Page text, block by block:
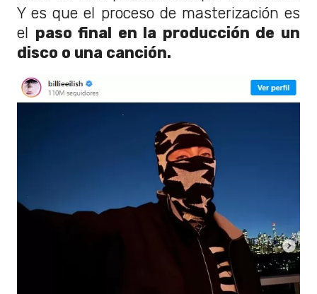
Y es que el proceso de masterización es
el paso final en la producción de un
disco o una canción.